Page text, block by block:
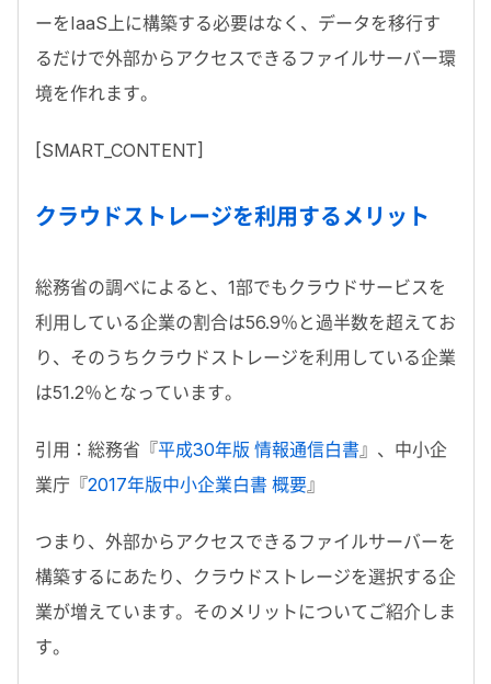
ーをIaaS上に構築する必要はなく、データを移行す
るだけで外部からアクセスできるファイルサーバー環
境を作れます。
[SMART_CONTENT]
クラウドストレージを利用するメリット
総務省の調べによると、1部でもクラウドサービスを
利用している企業の割合は56.9％と過半数を超えてお
り、そのうちクラウドストレージを利用している企業
は51.2％となっています。
引用：総務省『平成30年版 情報通信白書 』、中小企
業庁『2017年版中小企業白書 概要』
つまり、外部からアクセスできるファイルサーバーを
構築するにあたり、クラウドストレージを選択する企
業が増えています。そのメリットについてご紹介しま
す。